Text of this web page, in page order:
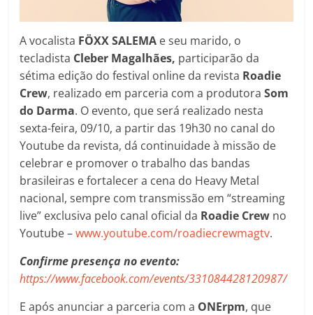
A vocalista FÖXX SALEMA e seu marido, o
tecladista Cleber Magalhães, participarão da
sétima edição do festival online da revista Roadie
Crew, realizado em parceria com a produtoraSom
do Darma. O evento, que será realizado nesta
sexta-feira, 09/10, a partir das 19h30 no canal do
Youtube da revista, dá continuidade à missão de
celebrar e promover o trabalho das bandas
brasileiras e fortalecer a cena do Heavy Metal
nacional, sempre com transmissão em “streaming
live” exclusiva pelo canal oficial da Roadie Crew no
Youtube –www.youtube.com/roadiecrewmagtv.
Confirme presença no evento:
https://www.facebook.com/events/331084428120987/
E após anunciar a parceria com a ONErpm, que